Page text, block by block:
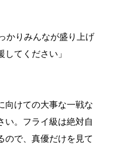
かりみんなが盛り上げ
てください」
向けての大事な一戦な
い。フライ級は絶対自
ので、真優だけを見て